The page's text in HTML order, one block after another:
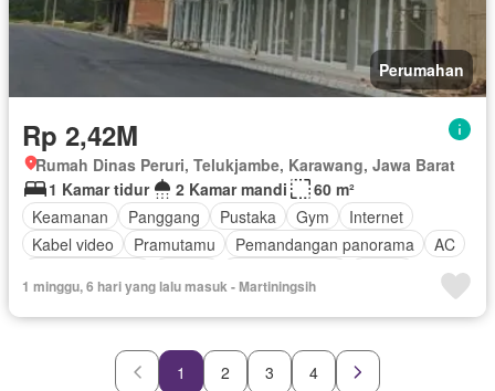
Perumahan
Rp 2,42M
Rumah Dinas Peruri, Telukjambe, Karawang, Jawa Barat
1 Kamar tidur
2 Kamar mandi
60 m²
Keamanan
Panggang Pustaka Gym
Internet
Kabel video
Pramutamu Pemandangan panorama
AC
Tanpa perabotan
1 minggu, 6 hari yang lalu masuk - Martiningsih
1 2 3 4